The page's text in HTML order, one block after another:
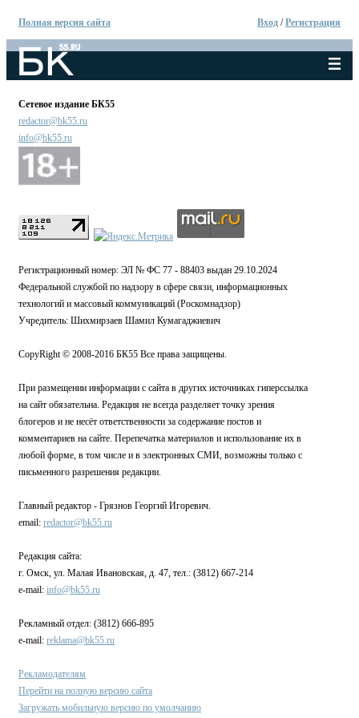
Полная версия сайта Вход /Регистрация
Сетевое издание БК55
redactor@bk55.ru
info@bk55.ru
Регистрационный номер: ЭЛ № ФС 77 - 88403 выдан 29.10.2024
Федеральной службой по надзору в сфере связи, информационных
технологий и массовый коммуникаций (Роскомнадзор)
Учредитель: Шихмирзаев Шамил Кумагаджиевич
CopyRight © 2008-2016 БК55 Все права защищены.
При размещении информации с сайта в других источниках гиперссылка
на сайт обязательна. Редакция не всегда разделяет точку зрения
блогеров и не несёт ответственности за содержание постов и
комментариев на сайте. Перепечатка материалов и использование их в
любой форме, в том числе и в электронных СМИ, возможны только с
письменного разрешения редакции.
Главный редактор - Грязнов Георгий Игоревич.
email: redactor@bk55.ru
Редакция сайта:
г. Омск, ул. Малая Ивановская, д. 47, тел.: (3812) 667-214
e-mail: info@bk55.ru
Рекламный отдел: (3812) 666-895
e-mail: reklama@bk55.ru
Рекламодателям
Перейти на полную версию сайта
Загружать мобильную версию по умолчанию